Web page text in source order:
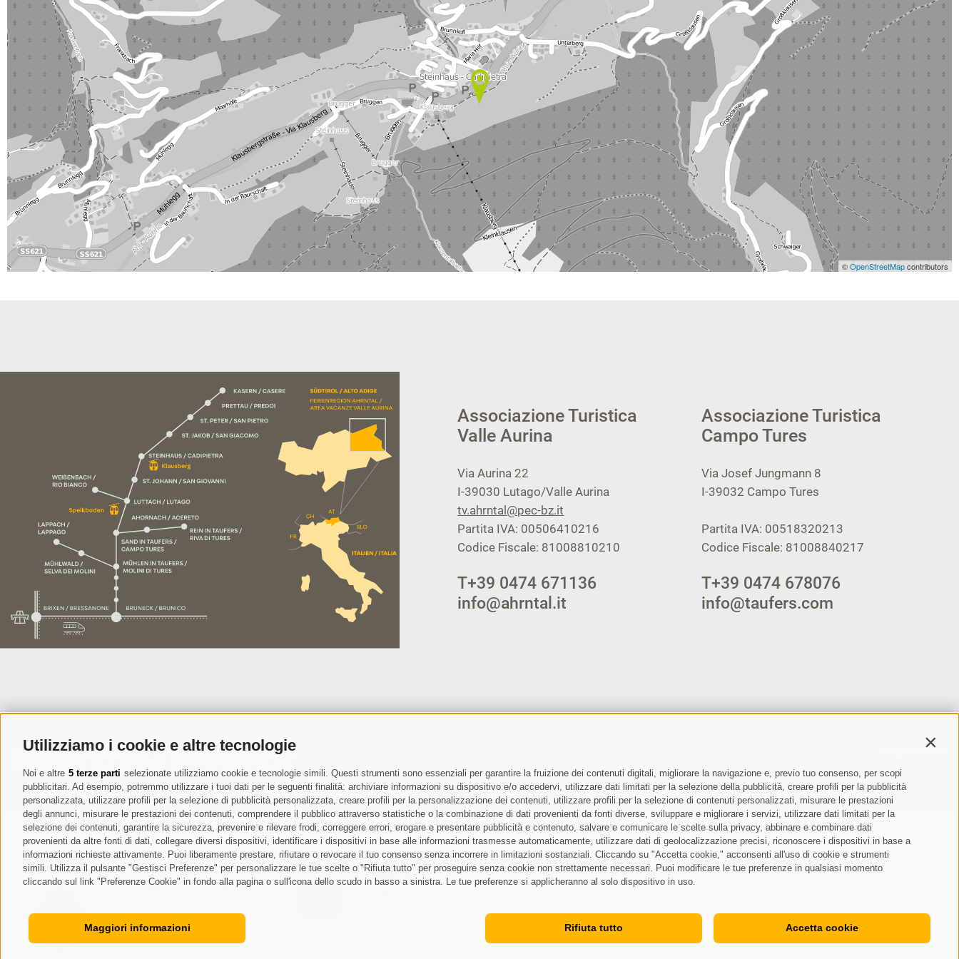
Utilizziamo i cookie e altre tecnologie
Noi e altre 5 terze parti selezionate utilizziamo cookie e tecnologie simili. Questi strumenti sono essenziali per garantire la fruizione dei contenuti digitali, migliorare la navigazione e, previo tuo consenso, per scopi
pubblicitari. Ad esempio, potremmo utilizzare i tuoi dati per le seguenti finalità: archiviare informazioni su dispositivo e/o accedervi, utilizzare dati limitati per la selezione della pubblicità, creare profili per la pubblicità
personalizzata, utilizzare profili per la selezione di pubblicità personalizzata, creare profili per la personalizzazione dei contenuti, utilizzare profili per la selezione di contenuti personalizzati, misurare le prestazioni
degli annunci, misurare le prestazioni dei contenuti, comprendere il pubblico attraverso statistiche o la combinazione di dati provenienti da fonti diverse, sviluppare e migliorare i servizi, utilizzare dati limitati per la
selezione dei contenuti, garantire la sicurezza, prevenire e rilevare frodi, correggere errori, erogare e presentare pubblicità e contenuto, salvare e comunicare le scelte sulla privacy, abbinare e combinare dati
provenienti da altre fonti di dati, collegare diversi dispositivi, identificare i dispositivi in base alle informazioni trasmesse automaticamente, utilizzare dati di geolocalizzazione precisi, riconoscere i dispositivi in base a
informazioni richieste attivamente. Puoi liberamente prestare, rifiutare o revocare il tuo consenso senza incorrere in limitazioni sostanziali. Cliccando su "Accetta cookie," acconsenti all'uso di cookie e strumenti
simili. Utilizza il pulsante "Gestisci Preferenze" per personalizzare le tue scelte o "Rifiuta tutto" per proseguire senza cookie non strettamente necessari. Puoi modificare le tue preferenze in qualsiasi momento
cliccando sul link "Preferenze Cookie" in fondo alla pagina o sull'icona dello scudo in basso a sinistra. Le tue preferenze si applicheranno al solo dispositivo in uso.
Accetta cookie
Rifiuta tutto
Maggiori informazioni
©OpenStreetMapcontributors
Associazione Turistica
Valle Aurina
Via Aurina 22
I-39030 Lutago/Valle Aurina
tv.ahrntal@pec-bz.it
Partita IVA: 00506410216
Codice Fiscale: 81008810210
T+39 0474 671136
info@ahrntal.it
Associazione Turistica
Campo Tures
Via Josef Jungmann 8
I-39032 Campo Tures
Partita IVA: 00518320213
Codice Fiscale: 81008840217
T+39 0474 678076
info@taufers.com
Registrazione Newsletter
Letto e compreso laprivacy policy, autorizzo il Titolare al trattamento dei dati personali
ABBONARSI
Mappa del sito Credits Cookie Policy Privacy • Preferenze Cookies